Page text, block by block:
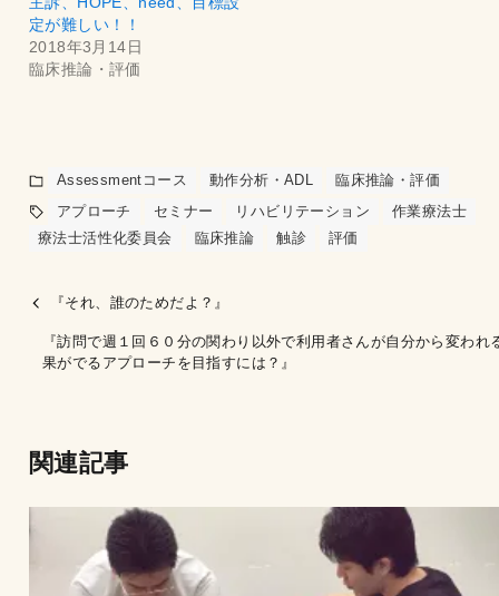
定が難しい！！
2018年3月14日
臨床推論・評価
Assessmentコース 動作分析・ADL
臨床推論・評価
アプローチ
セミナー リハビリテーション
作業療法士
療法士活性化委員会
臨床推論 触診 評価
『それ、誰のためだよ？』
『訪問で週１回６０分の関わり以外で利用者さんが自分から変われ
果がでるアプローチを目指すには？』
関連記事